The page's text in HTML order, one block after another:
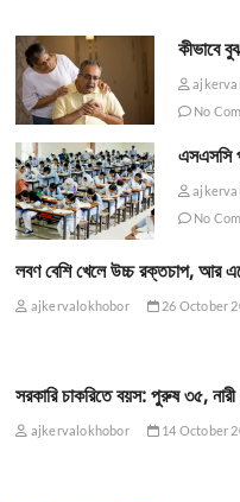
কীভাবে
No
এসএসসি
No
লবণ বেশি খেলে উচ্চ রক্তচাপ, আর
ajkervalokhobor 26 October
সরকারি চাকরিতে বয়স: পুরুষ ৩৫,
ajkervalokhobor 14 October